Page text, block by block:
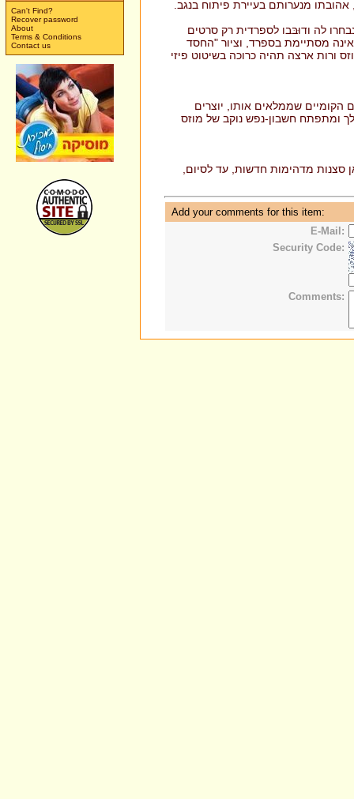
Can't Find?
Recover password
About
Terms & Conditions
Contact us
אהובתו מנערותם בעיירת פיתוח בנגב.
לה ודוּבּבו לספרדית רק סרטים
מסתיימת בספרד, וציור "החסד
ורות ארצה תהיה כרוכה בשיטוט פיזי
הקומיים שממלאים אותו, יוצרים
ומתפתח חשבון-נפש נוקב של מוזס
סצנות מדהימות חדשות, עד לסיום,
Add your comments for this item:
E-Mail:
Security Code:
Comments: